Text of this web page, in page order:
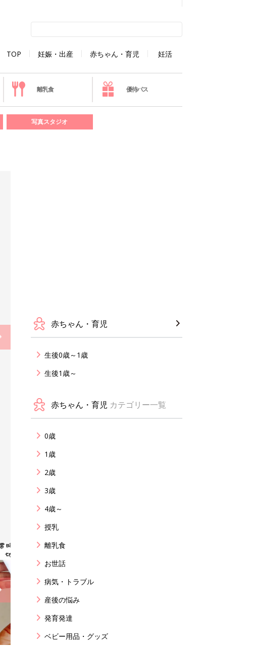
TOP 妊娠・出産 赤ちゃん・育児 妊活
離乳食 優待パス
写真スタジオ
赤ちゃん・育児
生後0歳～1歳
生後1歳～
赤ちゃん・育児 カテゴリー一覧
0歳
1歳
2歳
3歳
4歳～
授乳
離乳食
お世話
病気・トラブル
産後の悩み
発育発達
ベビー用品・グッズ